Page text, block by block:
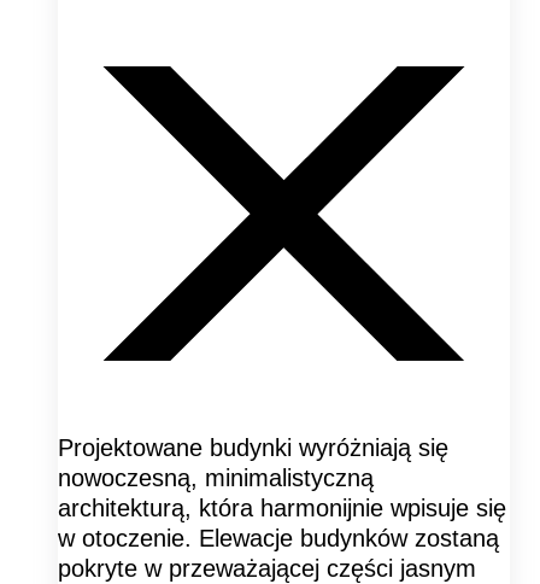
Projektowane budynki wyróżniają się
nowoczesną, minimalistyczną
architekturą, która harmonijnie wpisuje się
w otoczenie. Elewacje budynków zostaną
pokryte w przeważającej części jasnym